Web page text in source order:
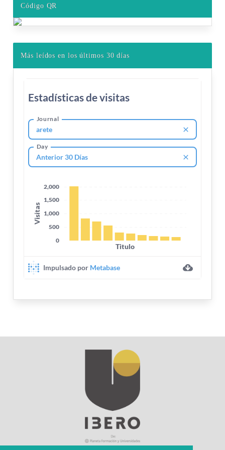
Código QR
Más leídos en los últimos 30 días